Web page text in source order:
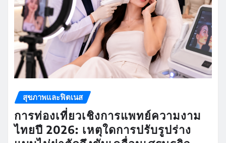
สุขภาพและฟิตเนส
การท่องเที่ยวเชิงการแพทย์ความงาม
ไทยปี 2026: เหตุใดการปรับรูปร่าง